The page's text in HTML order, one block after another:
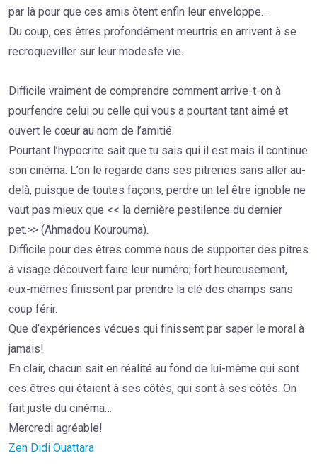
par là pour que ces amis ôtent enfin leur enveloppe…
Du coup, ces êtres profondément meurtris en arrivent à se
recroqueviller sur leur modeste vie.
Difficile vraiment de comprendre comment arrive-t-on à
pourfendre celui ou celle qui vous a pourtant tant aimé et
ouvert le cœur au nom de l’amitié.
Pourtant l’hypocrite sait que tu sais qui il est mais il continue
son cinéma. L’on le regarde dans ses pitreries sans aller au-
delà, puisque de toutes façons, perdre un tel être ignoble ne
vaut pas mieux que << la dernière pestilence du dernier
pet.>> (Ahmadou Kourouma).
Difficile pour des êtres comme nous de supporter des pitres
à visage découvert faire leur numéro; fort heureusement,
eux-mêmes finissent par prendre la clé des champs sans
coup férir.
Que d’expériences vécues qui finissent par saper le moral à
jamais!
En clair, chacun sait en réalité au fond de lui-même qui sont
ces êtres qui étaient à ses côtés, qui sont à ses côtés. On
fait juste du cinéma…
Mercredi agréable!
Zen Didi Ouattara